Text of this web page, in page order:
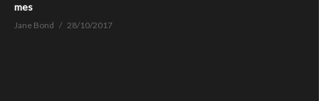
mes
Jane Bond 28/10/2017